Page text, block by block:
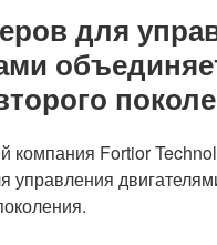
для
Fortior
управления